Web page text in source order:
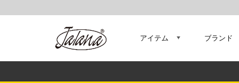
アイテム ブランド